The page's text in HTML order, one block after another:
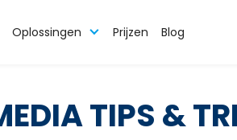
Oplossingen Prijzen Blog
TIPS &